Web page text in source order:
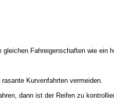
Fahreigenschaften wie ein
Kurvenfahrten vermeiden.
dann ist der Reifen zu